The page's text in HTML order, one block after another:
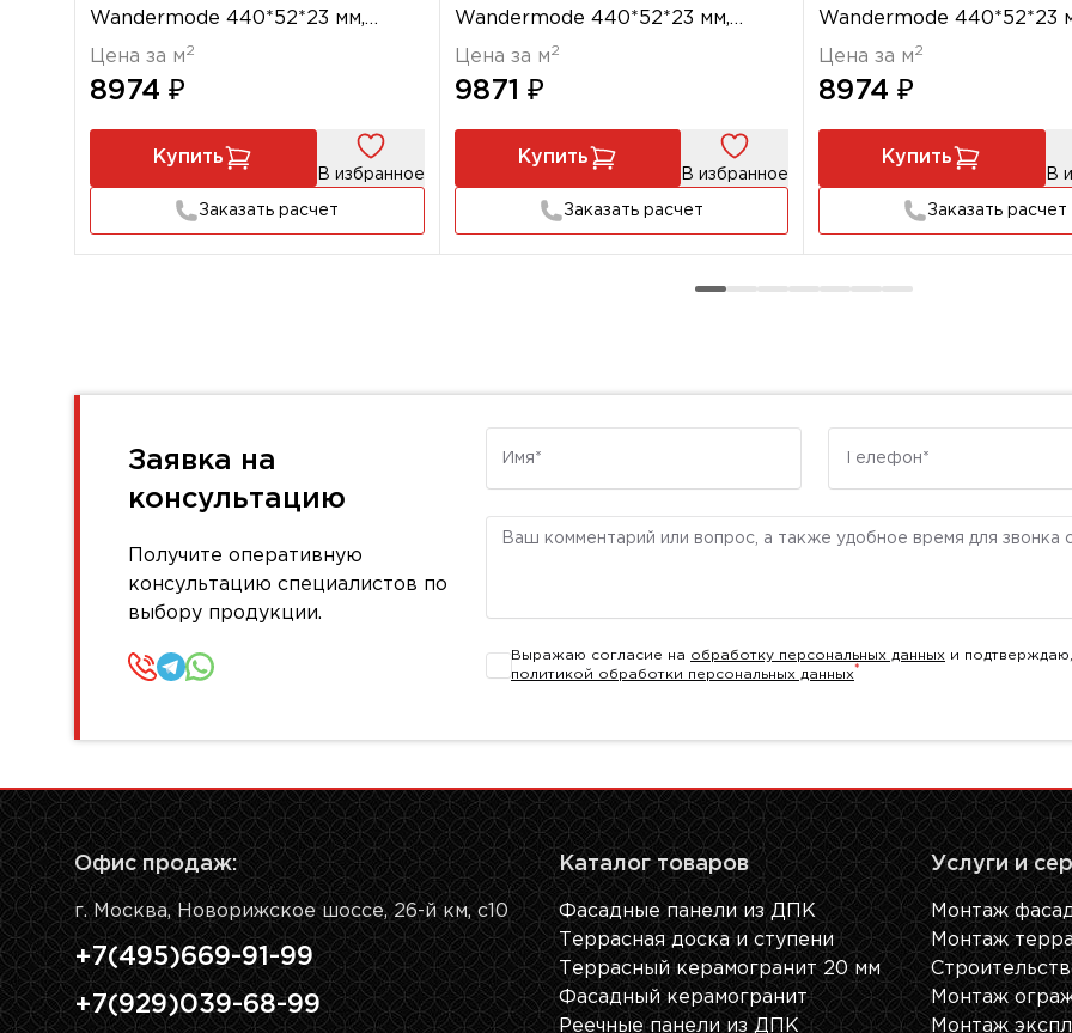
Wandermode 440*52*23 мм,
Armschwung НВФ Schwarzer
Samt
Цена за м2
8974 ₽
Купить
В избранное
Заказать расчет
Wandermode 440*52*23 мм,
Gestalt НВФ Goldenes Mantra
Цена за м2
9871 ₽
Купить
В избранное
Заказать расчет
Wandermode 440*52*23
Armschwung НВФ Zephyr
Цена за м2
8974 ₽
Купить
В
Заказать расчет
Заявка на
консультацию
Получите оперативную
консультацию специалистов по
выбору продукции.
Комментарий
Выражаю согласие на обработку персональных данных и
политикой обработки персональных данных*
Офис продаж:
г. Москва, Новорижское шоссе, 26-й км, с10
+7(495)669-91-99
+7(929)039-68-99
Каталог товаров
Фасадные панели из ДПК
Террасная доска и ступени
Террасный керамогранит 20 мм
Фасадный керамогранит
Реечные панели из ДПК
Услуги и
Монтаж
Монтаж
Монтаж
Монтаж